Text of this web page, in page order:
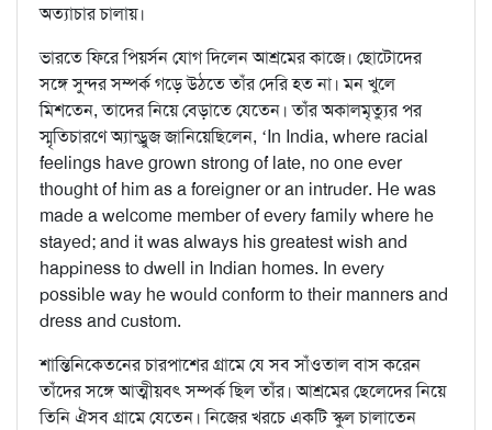
অত্যাচার চালায়।
ভারতে ফিরে পিয়র্সন যোগ দিলেন আশ্রমের কাজে। ছোটোদের
সঙ্গে সুন্দর সম্পর্ক গড়ে উঠতে তাঁর দেরি হত না। মন খুলে
মিশতেন, তাদের নিয়ে বেড়াতে যেতেন। তাঁর অকালমৃত্যুর পর
স্মৃতিচারণে অ্যান্ড্রুজ জানিয়েছিলেন, ‘In India, where racial
feelings have grown strong of late, no one ever
thought of him as a foreigner or an intruder. He was
made a welcome member of every family where he
stayed; and it was always his greatest wish and
happiness to dwell in Indian homes. In every
possible way he would conform to their manners and
dress and custom.
শান্তিনিকেতনের চারপাশের গ্রামে যে সব সাঁওতাল বাস করেন
তাঁদের সঙ্গে আত্মীয়বৎ সম্পর্ক ছিল তাঁর। আশ্রমের ছেলেদের নিয়ে
তিনি ঐসব গ্রামে যেতেন। নিজের খরচে একটি স্কুল চালাতেন